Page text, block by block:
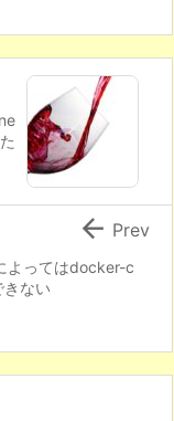
よってはdocker-c
ない
 Prev